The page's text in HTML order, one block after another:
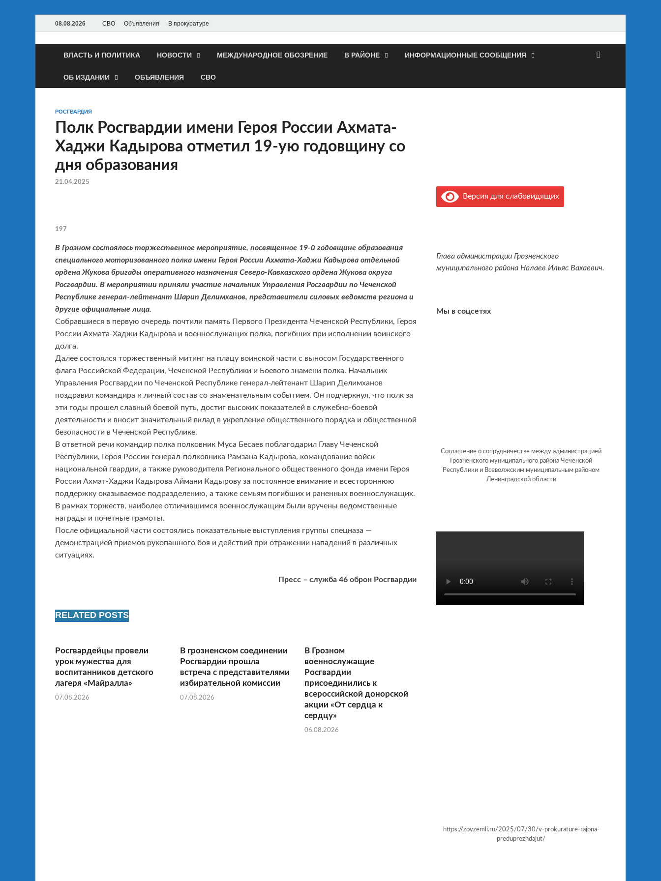
08.08.2026 СВО Объявления В прокуратуре
ВЛАСТЬ И ПОЛИТИКА НОВОСТИ МЕЖДУНАРОДНОЕ ОБОЗРЕНИЕ В РАЙОНЕ ИНФОРМАЦИОННЫЕ СООБЩЕНИЯ
ОБ ИЗДАНИИ ОБЪЯВЛЕНИЯ СВО
РОСГВАРДИЯ
Полк Росгвардии имени Героя России Ахмата-
Хаджи Кадырова отметил 19-ую годовщину со
дня образования
21.04.2025
197
В Грозном состоялось торжественное мероприятие, посвященное 19-й годовщине образования
специального моторизованного полка имени Героя России Ахмата-Хаджи Кадырова отдельной
ордена Жукова бригады оперативного назначения Северо-Кавказского ордена Жукова округа
Росгвардии. В мероприятии приняли участие начальник Управления Росгвардии по Чеченской
Республике генерал-лейтенант Шарип Делимханов, представители силовых ведомств региона и
другие официальные лица.
Собравшиеся в первую очередь почтили память Первого Президента Чеченской Республики, Героя
России Ахмата-Хаджи Кадырова и военнослужащих полка, погибших при исполнении воинского
долга.
Далее состоялся торжественный митинг на плацу воинской части с выносом Государственного
флага Российской Федерации, Чеченской Республики и Боевого знамени полка. Начальник
Управления Росгвардии по Чеченской Республике генерал-лейтенант Шарип Делимханов
поздравил командира и личный состав со знаменательным событием. Он подчеркнул, что полк за
эти годы прошел славный боевой путь, достиг высоких показателей в служебно-боевой
деятельности и вносит значительный вклад в укрепление общественного порядка и общественной
безопасности в Чеченской Республике.
В ответной речи командир полка полковник Муса Бесаев поблагодарил Главу Чеченской
Республики, Героя России генерал-полковника Рамзана Кадырова, командование войск
национальной гвардии, а также руководителя Регионального общественного фонда имени Героя
России Ахмат-Хаджи Кадырова Аймани Кадырову за постоянное внимание и всестороннюю
поддержку оказываемое подразделению, а также семьям погибших и раненных военнослужащих.
В рамках торжеств, наиболее отличившимся военнослужащим были вручены ведомственные
награды и почетные грамоты.
После официальной части состоялись показательные выступления группы спецназа —
демонстрацией приемов рукопашного боя и действий при отражении нападений в различных
ситуациях.
Пресс – служба 46 оброн Росгвардии
RELATED POSTS
Росгвардейцы провели
урок мужества для
воспитанников детского
лагеря «Майралла»
07.08.2026
В грозненском соединении
Росгвардии прошла
встреча с представителями
избирательной комиссии
07.08.2026
В Грозном
военнослужащие
Росгвардии
присоединились к
всероссийской донорской
акции «От сердца к
сердцу»
06.08.2026
Версия для слабовидящих
Глава администрации Грозненского
муниципального района Налаев Ильяс Вахаевич.
Мы в соцсетях
Соглашение о сотрудничестве между администрацией
Грозненского муниципального района Чеченской
Республики и Всеволжским муниципальным районом
Ленинградской области
https://zovzemli.ru/2025/07/30/v-prokurature-rajona-
preduprezhdajut/